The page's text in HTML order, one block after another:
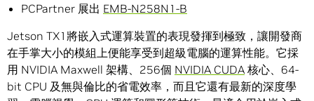
PCPartner 展出 EMB-N258N1-B
Jetson TX1將嵌入式運算裝置的表現發揮到極致，讓開發商
在手掌大小的模組上便能享受到超級電腦的運算性能。它採
用 NVIDIA Maxwell 架構、256個 NVIDIA CUDA 核心、64-
bit CPU 及無與倫比的省電效率，而且它還有最新的深度學